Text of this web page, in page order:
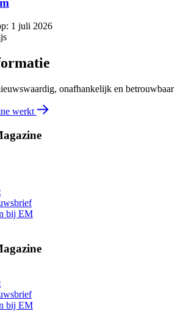
1 juli 2026
onafhankelijk en betrouwbaar
werkt
bij EM
bij EM